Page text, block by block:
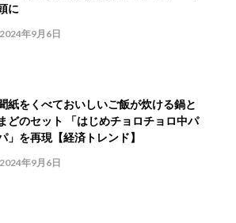
に
2024年9月6日
紙をくべておいしいご飯が炊ける鍋と
どのセット 「はじめチョロチョロ中パ
」を再現【経済トレンド】
2024年9月6日